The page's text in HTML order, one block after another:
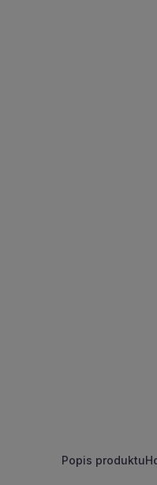
Popis produktu